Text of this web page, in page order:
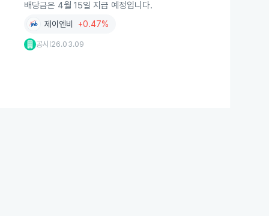
배당금은 4월 15일 지급 예정입니다.
제이엔비 +0.47%
공시 26.03.09